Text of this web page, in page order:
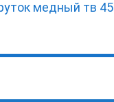
медный тв 45